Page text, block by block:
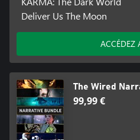
Deliver Us The Moon
ACCÉDEZ
The Wired
99,99 €